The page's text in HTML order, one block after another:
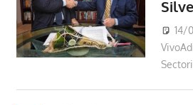
14/